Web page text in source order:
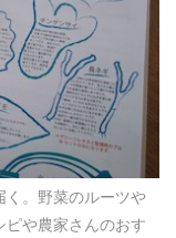
く。野菜のルーツや
や農家さんのおす